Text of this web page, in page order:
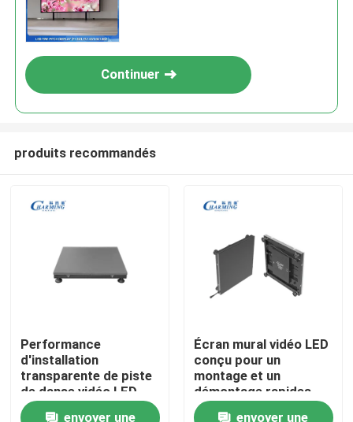
Produits
VR Show
Continuer
produits recommandés
Performance
d'installation
transparente de piste
de danse vidéo LED
professionnelle et
envoyer une
Écran mural vidéo LED
conçu pour un
montage et un
démontage rapides
permettant un
envoyer une